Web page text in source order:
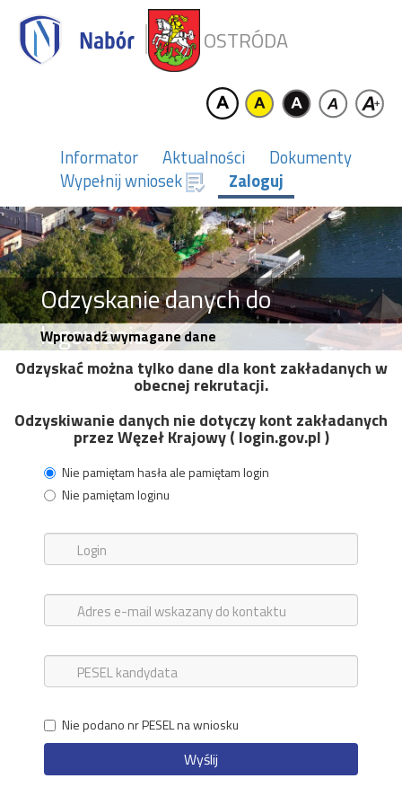
OSTRÓDA
Informator Aktualności
Dokumenty
Wypełnij wniosek
Zaloguj
Odzyskanie danych do
logowania
Wprowadź wymagane dane
Odzyskać można tylko dane dla kont zakładanych w
obecnej rekrutacji.
Odzyskiwanie danych nie dotyczy kont zakładanych
przez Węzeł Krajowy ( login.gov.pl )
Nie pamiętam hasła ale pamiętam login
Nie pamiętam loginu
Nie podano nr PESEL na wniosku
Wyślij